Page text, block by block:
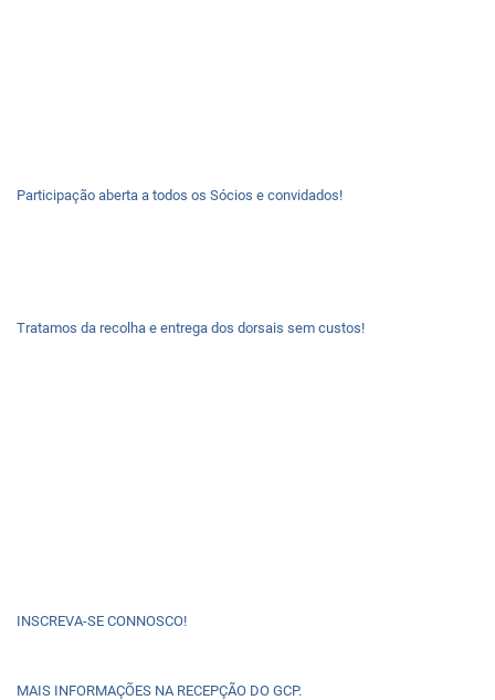
Participação aberta a todos os Sócios e convidados!
Tratamos da recolha e entrega dos dorsais sem custos!
INSCREVA-SE CONNOSCO!
MAIS INFORMAÇÕES NA RECEPÇÃO DO GCP.